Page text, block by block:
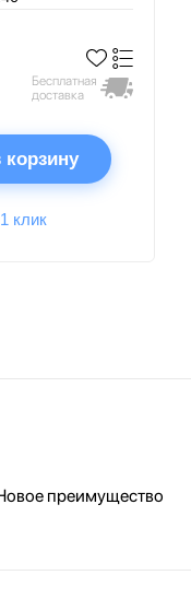
Бесплатная
доставка
клик
преимущество